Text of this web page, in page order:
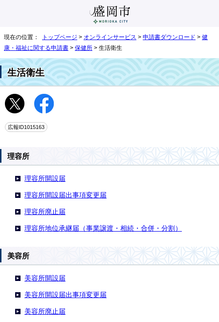
現在の位置： トップページ > オンラインサービス > 申請書ダウンロード > 健
康・福祉に関する申請書 > 保健所 > 生活衛生
生活衛生
広報ID1015163
理容所
理容所開設届
理容所開設届出事項変更届
理容所廃止届
理容所地位承継届（事業譲渡・相続・合併・分割）
美容所
美容所開設届
美容所開設届出事項変更届
美容所廃止届